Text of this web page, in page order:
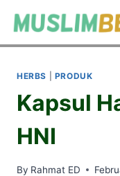
HERBS PRODUK
Kapsul
HNI
By Rahmat ED